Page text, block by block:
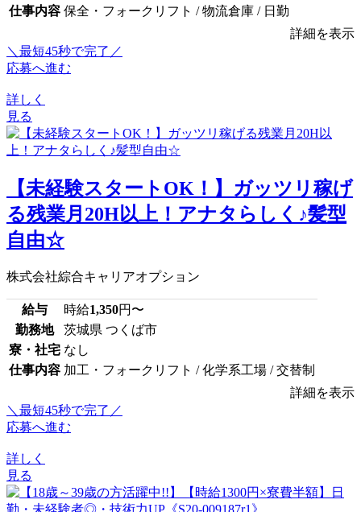
仕事内容 保全・フォークリフト / 物流倉庫 / 日勤
詳細を表示
＼最短45秒で完了／
応募へ進む
詳しく
見る
【未経験スタートOK！】ガッツリ稼げ
る残業月20H以上！アナタらしく♪髪型
自由☆
株式会社綜合キャリアオプション
給与 時給1,350円〜
勤務地
茨城県 つくば市
寮・社宅 なし
仕事内容 加工・フォークリフト / 化学系工場 / 交替制
詳細を表示
＼最短45秒で完了／
応募へ進む
詳しく
見る